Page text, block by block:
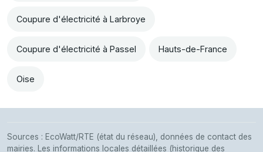
Coupure d'électricité à Larbroye
Coupure d'électricité à Passel Hauts-de-France
Oise
Sources : EcoWatt/RTE (état du réseau), données de contact des
mairies. Les informations locales détaillées (historique des